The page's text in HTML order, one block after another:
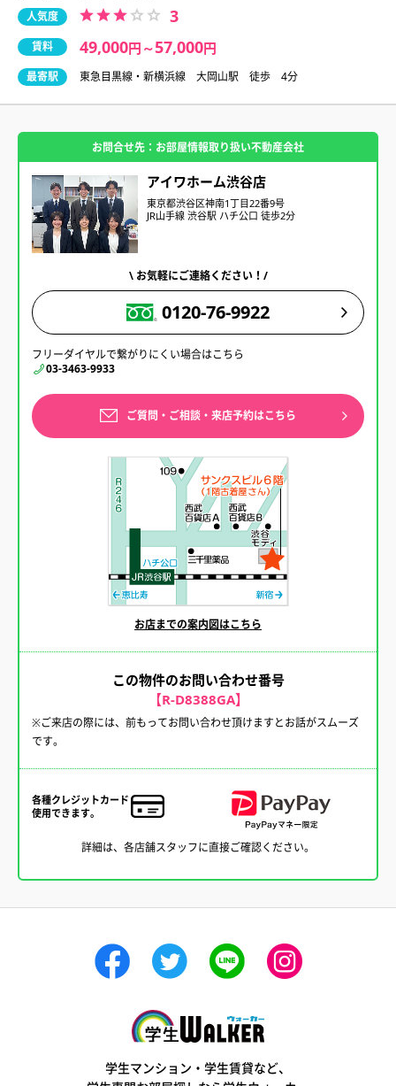
人気度 3
賃料 49,000円 ～57,000円
最寄駅 東急目黒線・新横浜線 大岡山駅 徒歩 4分
お問合せ先：お部屋情報取り扱い不動産会社
アイワホーム渋谷店
東京都渋谷区神南1丁目22番9号
JR山手線 渋谷駅 ハチ公口 徒歩2分
\ お気軽にご連絡ください！/
0120-76-9922
フリーダイヤルで繋がりにくい場合はこちら
03-3463-9933
ご質問・ご相談・来店予約はこちら
お店までの案内図はこちら
この物件のお問い合わせ番号
【R-D8388GA】
※ご来店の際には、前もってお問い合わせ頂けますとお話がスムーズ
です。
各種クレジットカード
使用できます。
詳細は、各店舗スタッフに直接ご確認ください。
学生マンション・学生賃貸など、